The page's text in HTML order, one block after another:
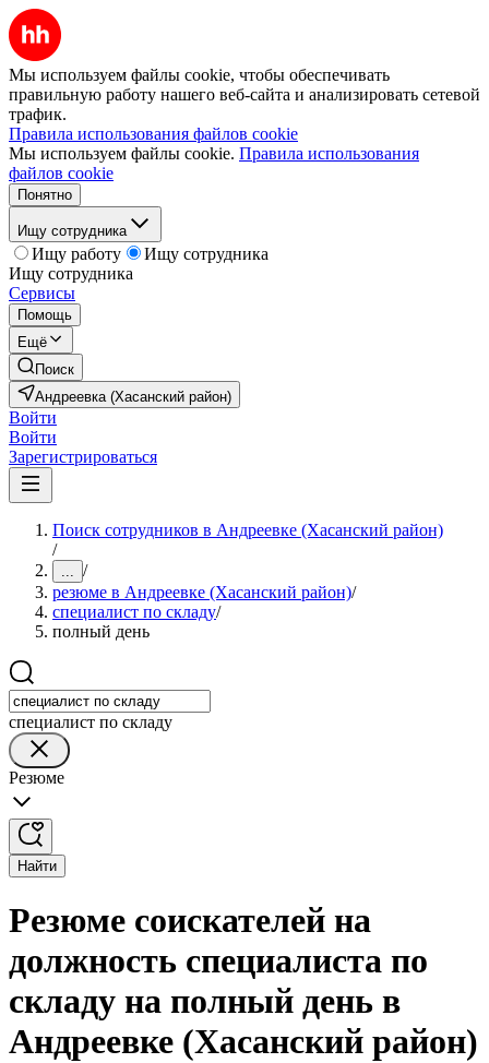
Мы используем файлы cookie, чтобы обеспечивать
правильную работу нашего веб-сайта и анализировать сетевой
трафик.
Правила использования файлов cookie
Мы используем файлы cookie. Правила использования
файлов cookie
Понятно
Ищу сотрудника
Ищу работу
Ищу сотрудника
Ищу сотрудника
Сервисы
Помощь
Ещё
Поиск
Андреевка (Хасанский район)
Войти
Войти
Зарегистрироваться
Поиск сотрудников в Андреевке (Хасанский район)
/
... /
резюме в Андреевке (Хасанский район)/
специалист по складу/
полный день
специалист по складу
Резюме
Найти
Резюме соискателей на
должность специалиста по
складу на полный день в
Андреевке (Хасанский район)